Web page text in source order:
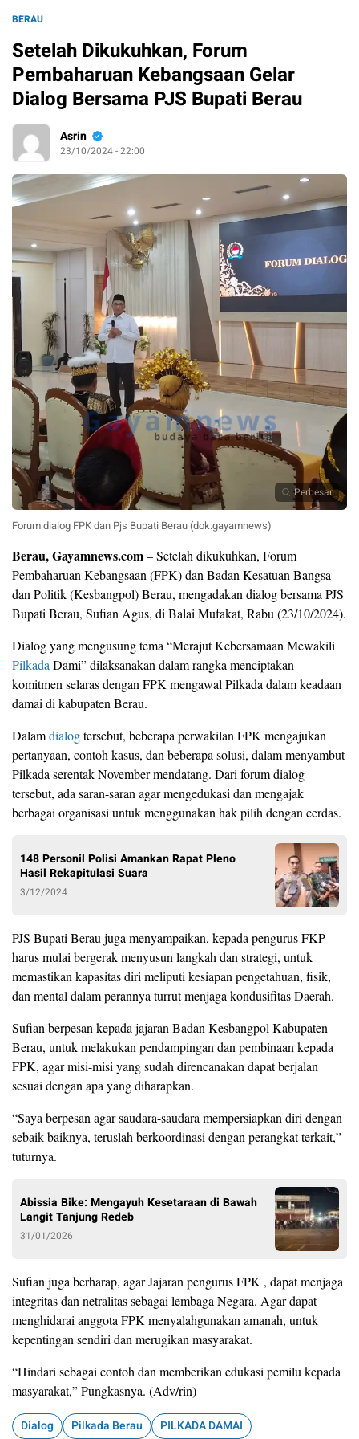
BERAU
Setelah Dikukuhkan, Forum
Pembaharuan Kebangsaan Gelar
Dialog Bersama PJS Bupati Berau
Asrin
23/10/2024 - 22:00
Perbesar
Forum dialog FPK dan Pjs Bupati Berau (dok.gayamnews)
Berau, Gayamnews.com– Setelah dikukuhkan, Forum
Pembaharuan Kebangsaan (FPK) dan Badan Kesatuan Bangsa
dan Politik (Kesbangpol) Berau, mengadakan dialog bersama PJS
Bupati Berau, Sufian Agus, di Balai Mufakat, Rabu (23/10/2024).
Dialog yang mengusung tema “Merajut Kebersamaan Mewakili
Pilkada Dami” dilaksanakan dalam rangka menciptakan
komitmen selaras dengan FPK mengawal Pilkada dalam keadaan
damai di kabupaten Berau.
Dalamdialogtersebut, beberapa perwakilan FPK mengajukan
pertanyaan, contoh kasus, dan beberapa solusi, dalam menyambut
Pilkada serentak November mendatang. Dari forum dialog
tersebut, ada saran-saran agar mengedukasi dan mengajak
berbagai organisasi untuk menggunakan hak pilih dengan cerdas.
148 Personil Polisi Amankan Rapat Pleno
Hasil Rekapitulasi Suara
3/12/2024
PJS Bupati Berau juga menyampaikan, kepada pengurus FKP
harus mulai bergerak menyusun langkah dan strategi, untuk
memastikan kapasitas diri meliputi kesiapan pengetahuan, fisik,
dan mental dalam perannya turrut menjaga kondusifitas Daerah.
Sufian berpesan kepada jajaran Badan Kesbangpol Kabupaten
Berau, untuk melakukan pendampingan dan pembinaan kepada
FPK, agar misi-misi yang sudah direncanakan dapat berjalan
sesuai dengan apa yang diharapkan.
“Saya berpesan agar saudara-saudara mempersiapkan diri dengan
sebaik-baiknya, teruslah berkoordinasi dengan perangkat terkait,”
tuturnya.
Abissia Bike: Mengayuh Kesetaraan di Bawah
Langit Tanjung Redeb
31/01/2026
Sufian juga berharap, agar Jajaran pengurus FPK , dapat menjaga
integritas dan netralitas sebagai lembaga Negara. Agar dapat
menghidarai anggota FPK menyalahgunakan amanah, untuk
kepentingan sendiri dan merugikan masyarakat.
“Hindari sebagai contoh dan memberikan edukasi pemilu kepada
masyarakat,” Pungkasnya. (Adv/rin)
Dialog Pilkada Berau PILKADA DAMAI